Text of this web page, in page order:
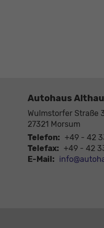
Autohaus
Wulmstorfer Straße
27321 Morsum
Telefon: +49 - 42
Telefax: +49 - 42
E-Mail: